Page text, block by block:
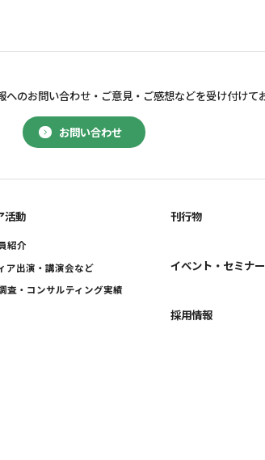
お問い合わせ
へのお問い合わせ・ ご意見・ご感想などを受け付けて
活動
紹介
ア出演・講演会など
査・コンサルティング実績
刊行物
イベント・セミナー
採用情報